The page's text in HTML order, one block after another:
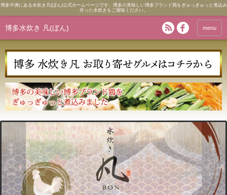
博多中洲にある水炊き凡(ぼん)公式ホームページです。博多の美味しい博多ブランド鶏をぎゅっぎゅっと煮込み
作った水炊きをご賞味ください。
博多水炊き 凡(ぼん) menu